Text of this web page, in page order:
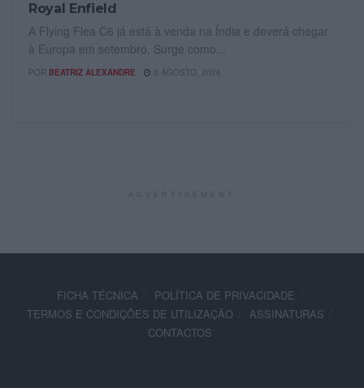
Royal Enfield
A Flying Flea C6 já está à venda na Índia e deverá chegar
à Europa em setembro. Surge como...
POR BEATRIZ ALEXANDRE 5 AGOSTO, 2026
FICHA TÉCNICA
POLÍTICA DE PRIVACIDADE
TERMOS E CONDIÇÕES DE UTILIZAÇÃO
ASSINATURAS
CONTACTOS